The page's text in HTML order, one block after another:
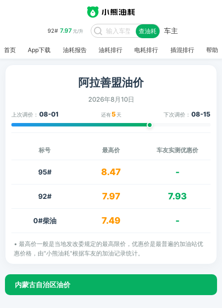
92# 7.97元/升 查油耗 车主
首页 App下载 油耗报告 油耗排行 电耗排行 插混排行 帮助
阿拉善盟油价
2026年8月10日
上次调价： 08-01 还有5 天 下次调价： 08-15
标号 最高价 车友实测优惠价
95# 8.47 -
92# 7.97 7.93
0#柴油 7.49 -
• 最高价一般是当地发改委规定的最高限价，优惠价是最普遍的加油站优
惠价格，由"小熊油耗"根据车友的加油记录统计。
内蒙古自治区油价